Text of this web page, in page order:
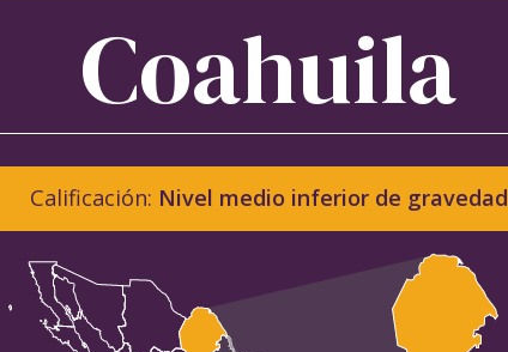
Coahuila
Calificación: Nivel medio inferior de gravedad